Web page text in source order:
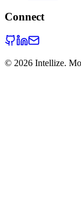
Connect
© 2026 Intellize.